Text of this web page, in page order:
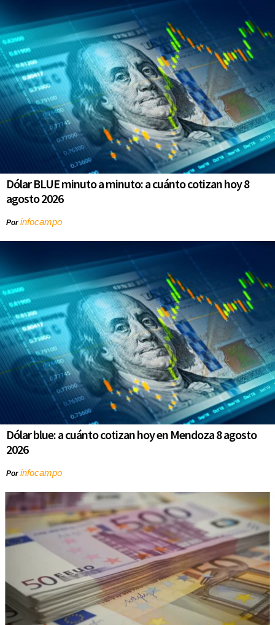
Dólar BLUE minuto a minuto: a cuánto cotizan hoy 8
agosto 2026
Porinfocampo
Dólar blue: a cuánto cotizan hoy en Mendoza 8 agosto
2026
Porinfocampo